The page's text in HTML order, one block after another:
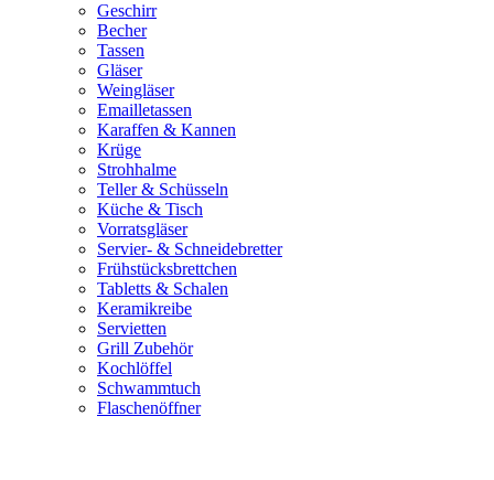
Geschirr
Becher
Tassen
Gläser
Weingläser
Emailletassen
Karaffen & Kannen
Krüge
Strohhalme
Teller & Schüsseln
Küche & Tisch
Vorratsgläser
Servier- & Schneidebretter
Frühstücksbrettchen
Tabletts & Schalen
Keramikreibe
Servietten
Grill Zubehör
Kochlöffel
Schwammtuch
Flaschenöffner